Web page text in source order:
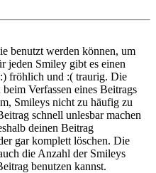
benutzt werden können, um
jeden Smiley gibt es einen
fröhlich und :( traurig. Die
Verfassen eines Beitrags
Smileys nicht zu häufig zu
schnell unlesbar machen
deinen Beitrag
gar komplett löschen. Die
die Anzahl der Smileys
benutzen kannst.